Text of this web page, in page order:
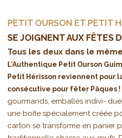
PETIT OURSON ET PETIT
SE JOIGNENT AUX FÊTES
Tous les deux dans le
L’Authentique Petit Ourson
Petit Hérisson reviennent pour
consécutive pour fêter Pâques !
gourmands, emballés indivi-
une boîte spécialement créée
carton se transforme en panier